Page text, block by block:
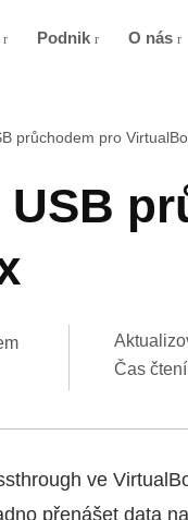
Podnik O nás
průchodem pro
USB
Čas
ve
přenášet data